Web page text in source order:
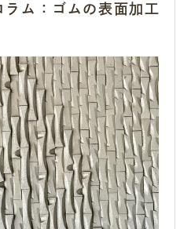
ム：ゴムの表面加工